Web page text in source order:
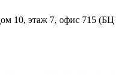
10, этаж 7, офис 715